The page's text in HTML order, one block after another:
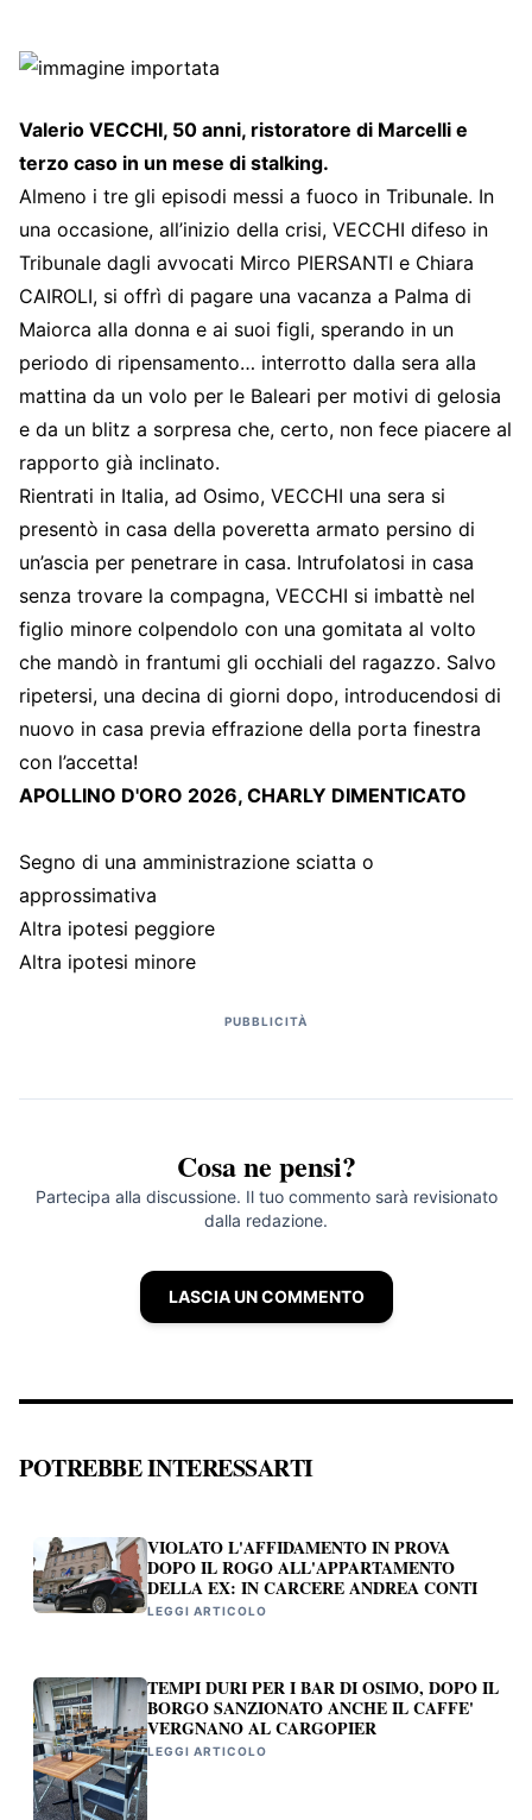
Valerio VECCHI, 50 anni, ristoratore di Marcelli e
terzo caso in un mese di stalking.
Almeno i tre gli episodi messi a fuoco in Tribunale. In
una occasione, all’inizio della crisi, VECCHI difeso in
Tribunale dagli avvocati Mirco PIERSANTI e Chiara
CAIROLI, si offrì di pagare una vacanza a Palma di
Maiorca alla donna e ai suoi figli, sperando in un
periodo di ripensamento… interrotto dalla sera alla
mattina da un volo per le Baleari per motivi di gelosia
e da un blitz a sorpresa che, certo, non fece piacere al
rapporto già inclinato.
Rientrati in Italia, ad Osimo, VECCHI una sera si
presentò in casa della poveretta armato persino di
un’ascia per penetrare in casa. Intrufolatosi in casa
senza trovare la compagna, VECCHI si imbattè nel
figlio minore colpendolo con una gomitata al volto
che mandò in frantumi gli occhiali del ragazzo. Salvo
ripetersi, una decina di giorni dopo, introducendosi di
nuovo in casa previa effrazione della porta finestra
con l’accetta!
APOLLINO D'ORO 2026, CHARLY DIMENTICATO
Segno di una amministrazione sciatta o
approssimativa
Altra ipotesi peggiore
Altra ipotesi minore
PUBBLICITÀ
Cosa ne pensi?
Partecipa alla discussione. Il tuo commento sarà revisionato
dalla redazione.
LASCIA UN COMMENTO
POTREBBE INTERESSARTI
VIOLATO L'AFFIDAMENTO IN PROVA
DOPO IL ROGO ALL'APPARTAMENTO
DELLA EX: IN CARCERE ANDREA CONTI
LEGGI ARTICOLO
TEMPI DURI PER I BAR DI OSIMO, DOPO IL
BORGO SANZIONATO ANCHE IL CAFFE'
VERGNANO AL CARGOPIER
LEGGI ARTICOLO